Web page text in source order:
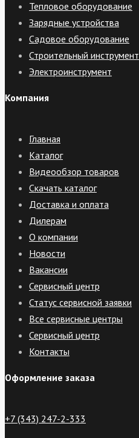
Тепловое оборудование
Зарядные устройства
Садовое оборудование
Строительный инструмент
Электроинструмент
Компания
Главная
Каталог
Видеообзор товаров
Скачать каталог
Доставка и оплата
Дилерам
О компании
Новости
Вакансии
Сервисный центр
Статус сервисной заявки
Все сервисные центры
Сервисный центр
Контакты
Оформление заказа
+7 (343) 247-2-333